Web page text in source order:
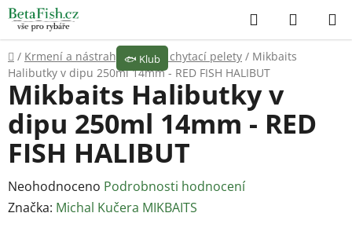
Přejít
na
obsah
Hledat
KOŠÍK
Domů
/ Krmení a nástrahy / Pelety, chytací pelety / Mikbaits
Halibutky v dipu 250ml 14mm - RED FISH HALIBUT
Mikbaits Halibutky v
dipu 250ml 14mm - RED
FISH HALIBUT
Průměrné
hodnocení
Neohodnoceno Podrobnosti hodnocení
Značka: Michal Kučera MIKBAITS
🐟 Klub